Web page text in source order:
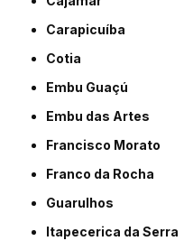
Carapicuíba
Cotia
Embu Guaçú
Embu das Artes
Francisco Morato
Franco da Rocha
Guarulhos
Itapecerica da Serra